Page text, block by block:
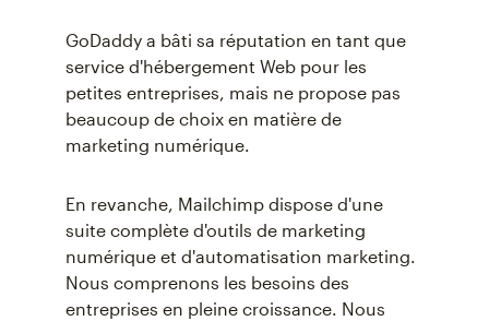
GoDaddy a bâti sa réputation en tant que
service d'hébergement Web pour les
petites entreprises, mais ne propose pas
beaucoup de choix en matière de
marketing numérique.
En revanche, Mailchimp dispose d'une
suite complète d'outils de marketing
numérique et d'automatisation marketing.
Nous comprenons les besoins des
entreprises en pleine croissance. Nous